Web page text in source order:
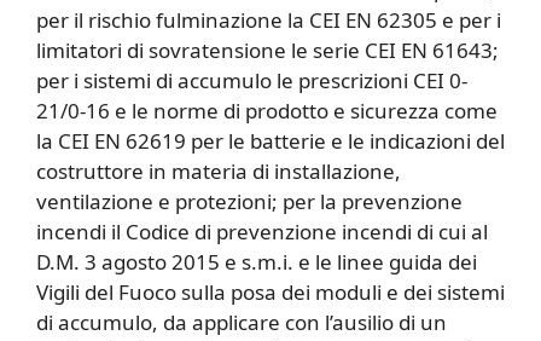
per il rischio fulminazione la CEI EN 62305 e per i
limitatori di sovratensione le serie CEI EN 61643;
per i sistemi di accumulo le prescrizioni CEI 0-
21/0-16 e le norme di prodotto e sicurezza come
la CEI EN 62619 per le batterie e le indicazioni del
costruttore in materia di installazione,
ventilazione e protezioni; per la prevenzione
incendi il Codice di prevenzione incendi di cui al
D.M. 3 agosto 2015 e s.m.i. e le linee guida dei
Vigili del Fuoco sulla posa dei moduli e dei sistemi
di accumulo, da applicare con l’ausilio di un